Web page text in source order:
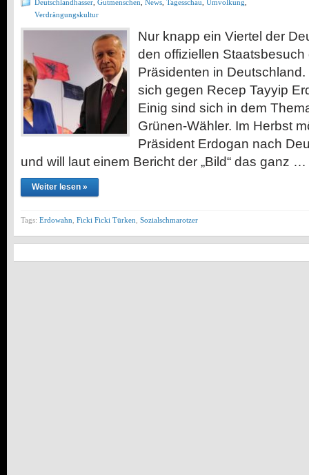
Deutschlandhasser Gutmenschen News Tagesschau Umvolkung
Verdrängungskultur
Nur knapp ein Viertel der
den offiziellen
Präsidenten in
sich gegen Recep Tayyip
Einig sind sich in dem
Grünen-Wähler. Im Herbst
Präsident Erdogan nach
und will laut einem Bericht der „Bild“ das ganz …
Weiter lesen »
Tags: Erdowahn Ficki Ficki Türken Sozialschmarotzer